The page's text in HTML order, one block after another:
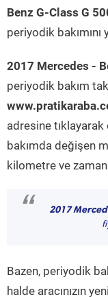
Benz G-Class G
periyodik bakımını
2017 Mercedes -
periyodik bakım
adresine
bakımda değişen
kilometre ve
“ 2017
Bazen, periyodik
halde aracınızın